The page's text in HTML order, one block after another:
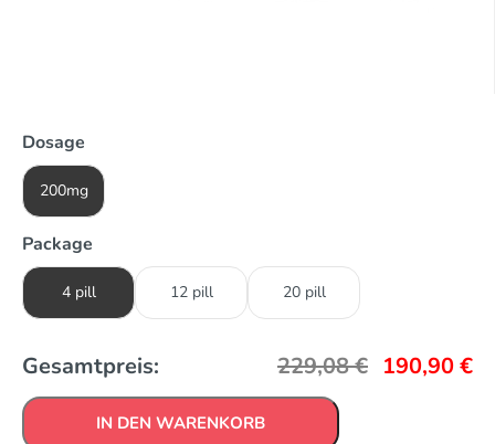
Dosage
200mg
Package
4 pill 12 pill 20 pill
Gesamtpreis: 229,08€ 190,90€
IN DEN WARENKORB